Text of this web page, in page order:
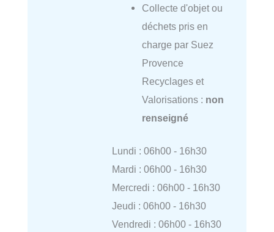
Collecte d'objet ou
déchets pris en
charge par Suez
Provence
Recyclages et
Valorisations : non
renseigné
Lundi : 06h00 - 16h30
Mardi : 06h00 - 16h30
Mercredi : 06h00 - 16h30
Jeudi : 06h00 - 16h30
Vendredi : 06h00 - 16h30